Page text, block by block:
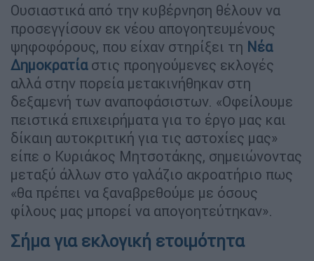
Ουσιαστικά από την κυβέρνηση θέλουν να
προσεγγίσουν εκ νέου απογοητευμένους
ψηφοφόρους, που είχαν στηρίξει τη Νέα
Δημοκρατίαστις προηγούμενες εκλογές
αλλά στην πορεία μετακινήθηκαν στη
δεξαμενή των αναποφάσιστων. «Οφείλουμε
πειστικά επιχειρήματα για το έργο μας και
δίκαιη αυτοκριτική για τις αστοχίες μας»
είπε ο Κυριάκος Μητσοτάκης, σημειώνοντας
μεταξύ άλλων στο γαλάζιο ακροατήριο πως
«θα πρέπει να ξαναβρεθούμε με όσους
φίλους μας μπορεί να απογοητεύτηκαν».
Σήμα για εκλογική ετοιμότητα